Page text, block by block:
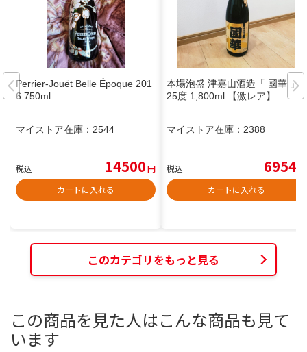
Perrier-Jouët Belle Époque 201
6 750ml
マイストア在庫： 2544
税込 14500円
カートに入れる
本場泡盛 津嘉山酒造「 國華 」
25度 1,800ml 【激レア】
マイストア在庫： 2388
税込 6954
カートに入れる
このカテゴリをもっと見る
この商品を見た人はこんな商品も見て
います